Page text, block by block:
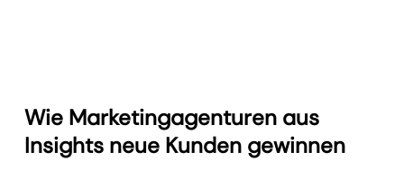
Wie Marketingagenturen aus
Insights neue Kunden gewinnen